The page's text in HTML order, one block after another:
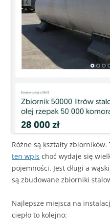
Różne są kształty zbiorników.
ten wpis choć wydaje się
pojemności. Jest długi a
są zbudowane zbiorniki
Najlepsze miejsca na
ciepło to kolejno: